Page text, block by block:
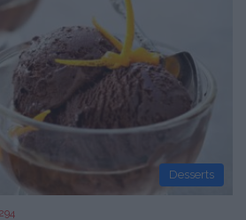
Desserts